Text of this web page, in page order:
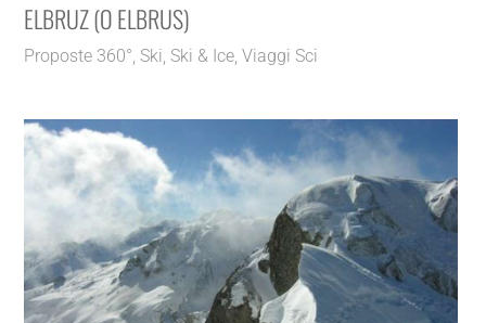
ELBRUZ (O ELBRUS)
Proposte 360°,Ski,Ski & Ice,Viaggi Sci